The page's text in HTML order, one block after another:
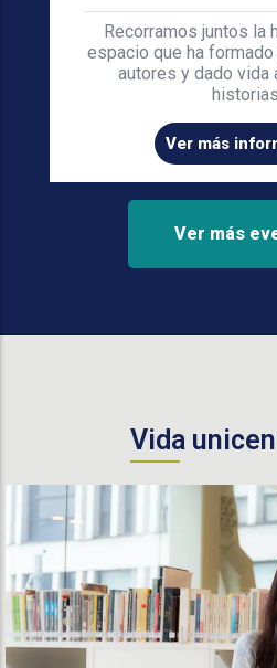
Recorramos juntos la
espacio que ha
autores y dado vida
Ver más
Ver más
Vida